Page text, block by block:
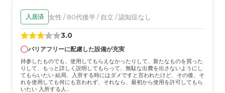
入居済 女性 / 80代後半 / 自立 / 認知症なし
3.0
バリアフリーに配慮した設備が充実
持参したものでも、使用してもらえなかったりして、新たなものを買った
りして、もっと詳しく説明してもらって、無駄な出費を出さないようにし
てもらいたい 結局、入所する時にはダメですと言われたけど、その後、そ
れを使用しても何にも言われず、それなら、最初から使用を許可してもら
いたい 入所する人...